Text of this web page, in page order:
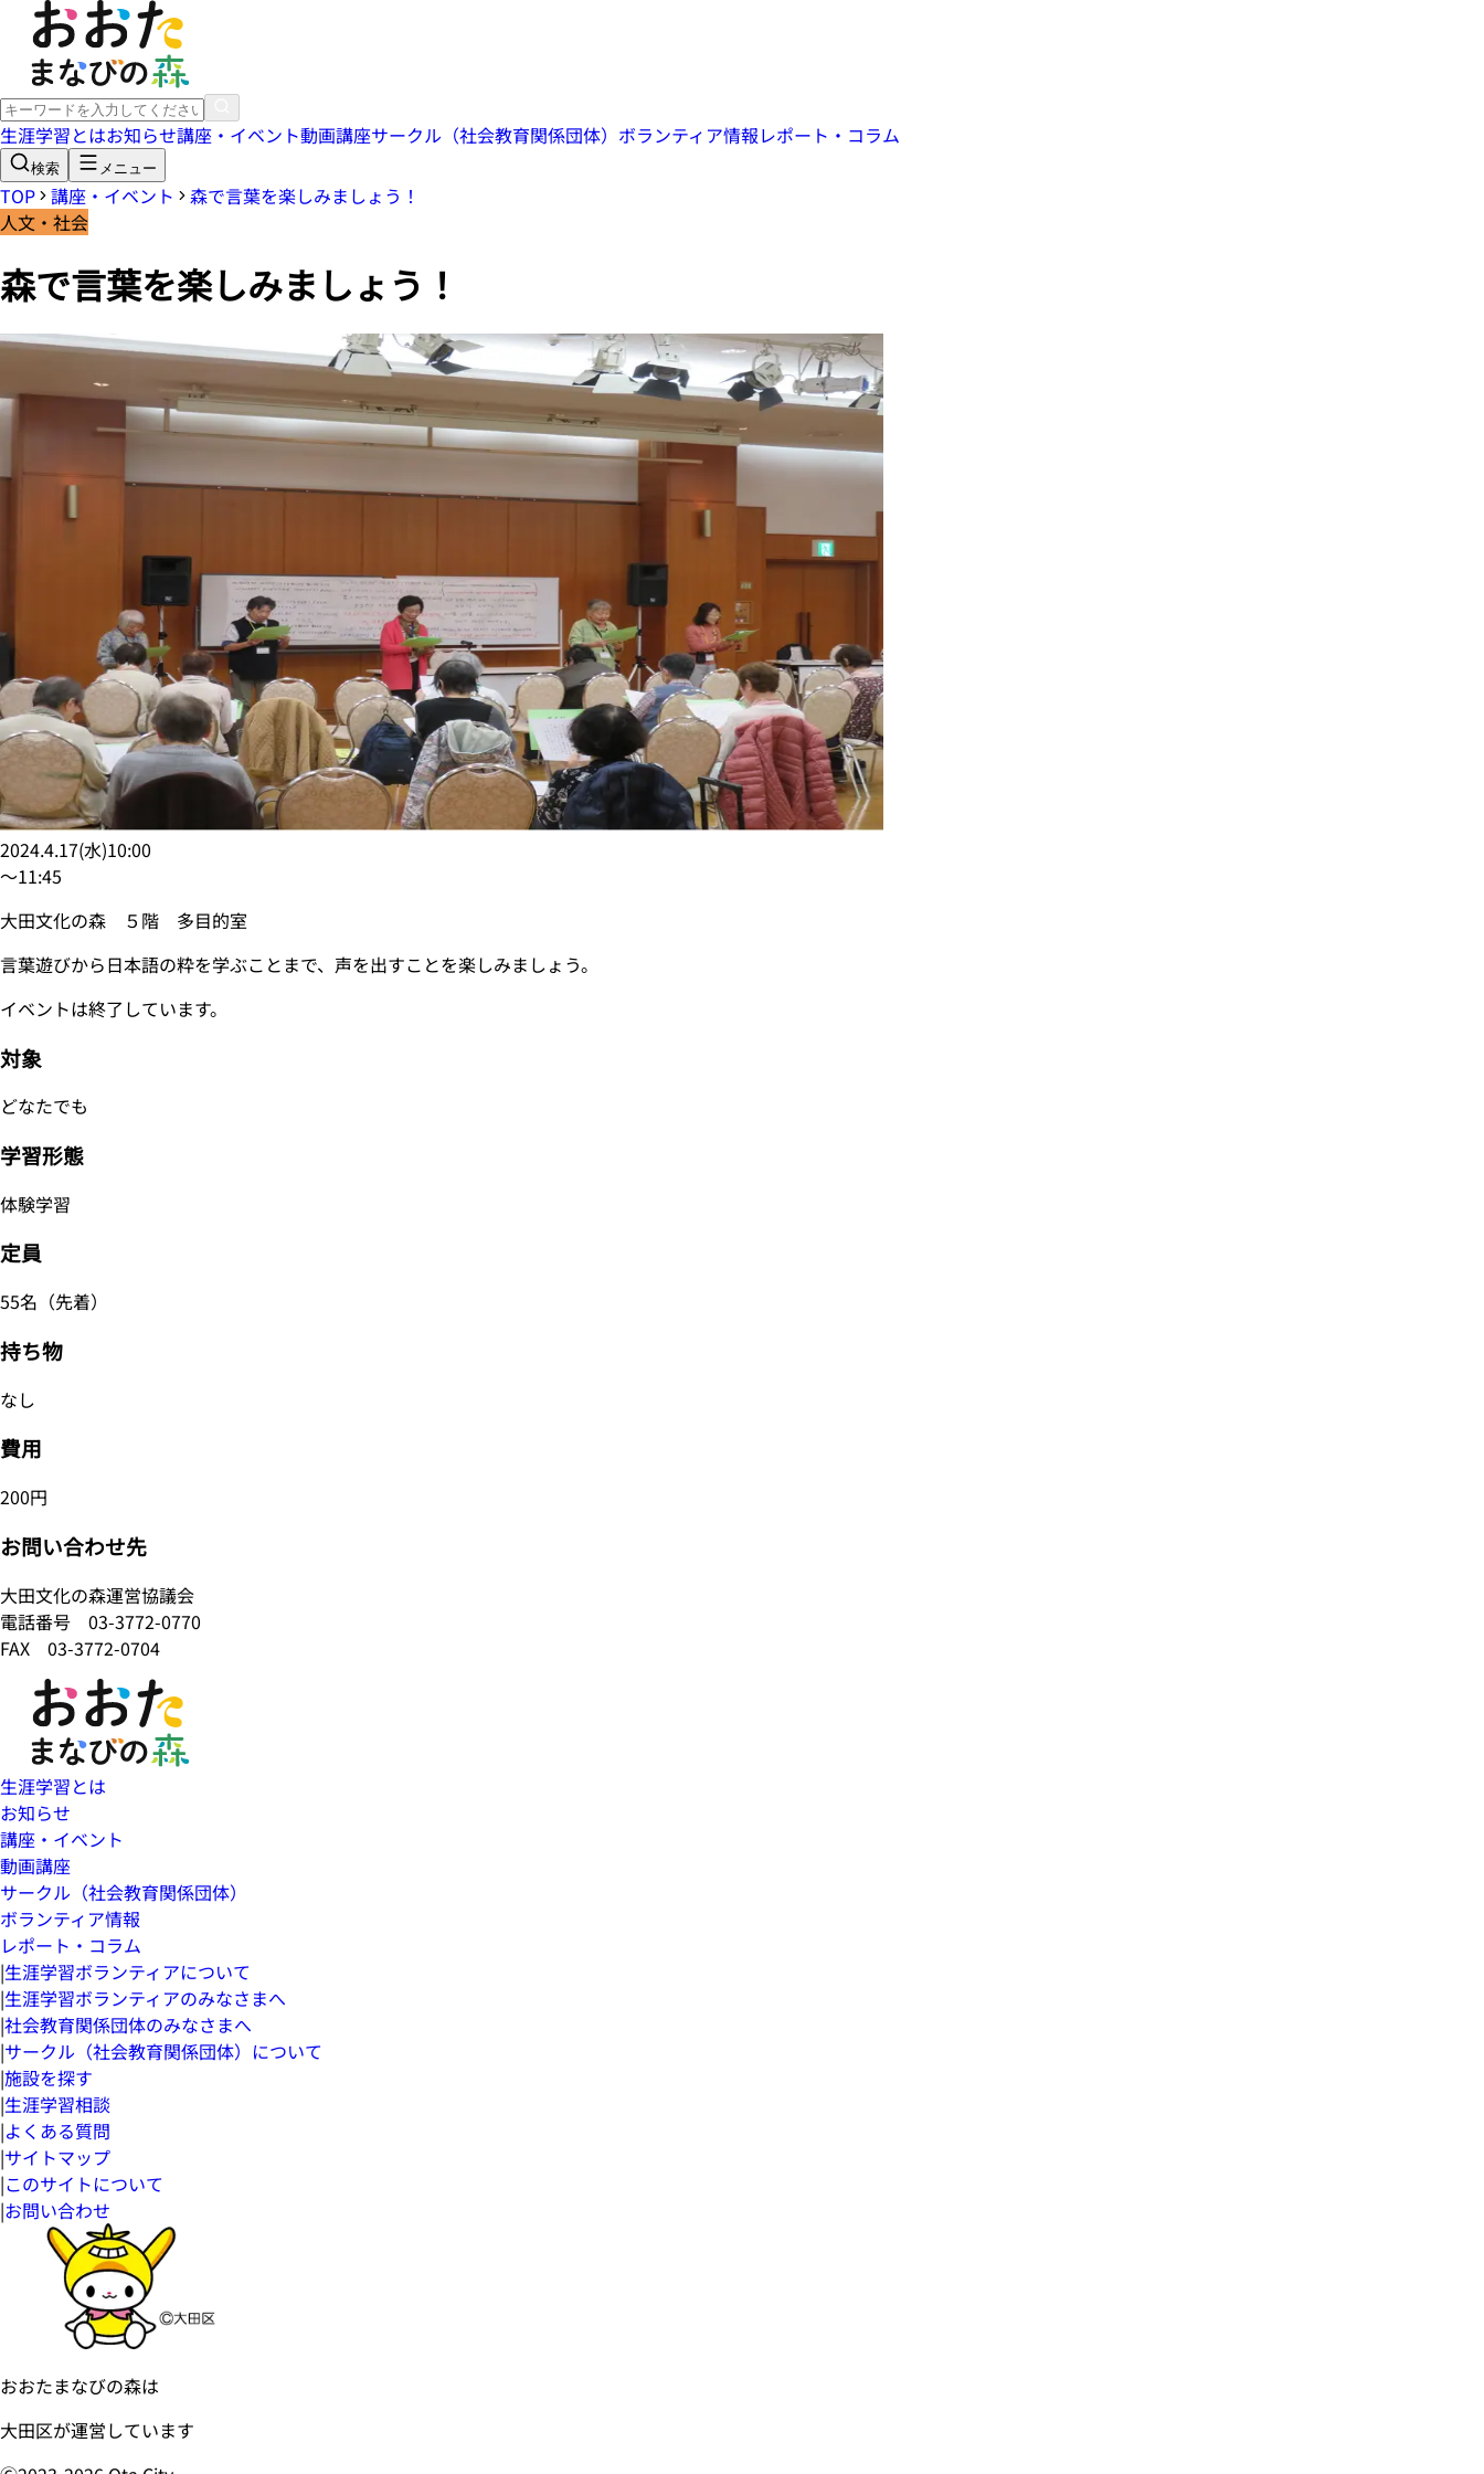
生涯学習とはお知らせ講座・イベント動画講座サークル（社会教育関係団体） ボランティア情報レポート・コラム
検索 メニュー
TOP 講座・イベント
森で言葉を楽しみましょう！
人文・社会
森で言葉を楽しみましょう！
2024.4.17(水)10:00
〜11:45
大田文化の森 ５階 多目的室
言葉遊びから日本語の粋を学ぶことまで、声を出すことを楽しみましょう。
イベントは終了しています。
対象
どなたでも
学習形態
体験学習
定員
55名（先着）
持ち物
なし
費用
200円
お問い合わせ先
大田文化の森運営協議会
電話番号 03-3772-0770
FAX 03-3772-0704
生涯学習とは
お知らせ
講座・イベント
動画講座
サークル（社会教育関係団体）
ボランティア情報
レポート・コラム
|生涯学習ボランティアについて
|生涯学習ボランティアのみなさまへ
|社会教育関係団体のみなさまへ
|サークル（社会教育関係団体）について
|施設を探す
|生涯学習相談
|よくある質問
|サイトマップ
|このサイトについて
|お問い合わせ
おおたまなびの森は
大田区が運営しています